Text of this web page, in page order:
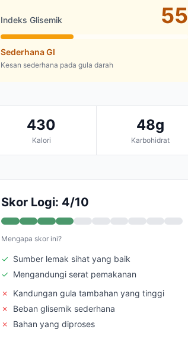
Indeks Glisemik 55
Sederhana GI
Kesan sederhana pada gula darah
430
Kalori
48g
Karbohidrat
Skor Logi: 4/10
Mengapa skor ini?
✓ Sumber lemak sihat yang baik
✓ Mengandungi serat pemakanan
✗
Kandungan gula tambahan yang tinggi
✗
Beban glisemik sederhana
✗
Bahan yang diproses